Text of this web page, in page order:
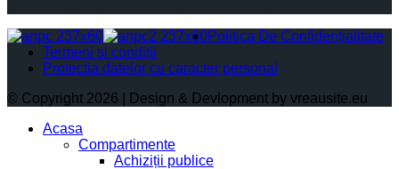
Politica De Confidențialitate
Termeni și condiții
Protectia datelor cu caracter personal
© Copyright 2026 | Design & Devlopment by vreausite.eu
Acasa
Compartimente
Achiziții publice